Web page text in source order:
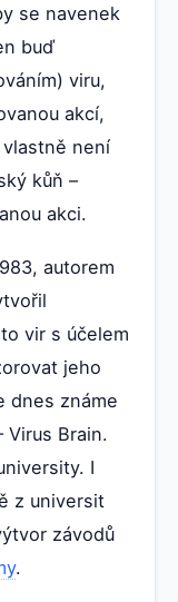
se navenek
buď
viru,
akcí,
vlastně není
kůň –
akci.
autorem
vir s účelem
jeho
dnes známe
Virus Brain.
I
z universit
závodů
.